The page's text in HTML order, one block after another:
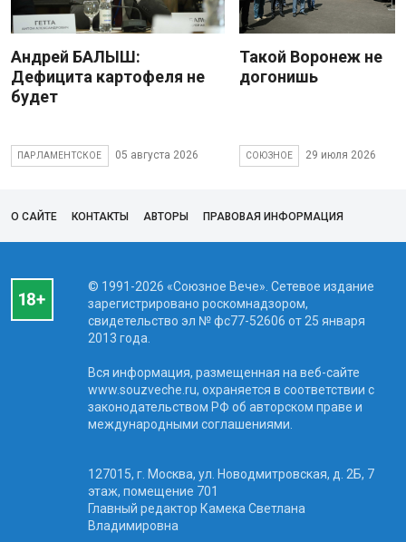
Андрей БАЛЫШ:
Дефицита картофеля не
будет
ПАРЛАМЕНТСКОЕ 05 августа 2026
Такой Воронеж не
догонишь
СОЮЗНОЕ 29 июля 2026
О САЙТЕ КОНТАКТЫ АВТОРЫ ПРАВОВАЯ ИНФОРМАЦИЯ
© 1991-2026 «Союзное Вече». Сетевое издание
зарегистрировано роскомнадзором,
свидетельство эл № фc77-52606 от 25 января
2013 года.
Вся информация, размещенная на веб-сайте
www.souzveche.ru, охраняется в соответствии с
законодательством РФ об авторском праве и
международными соглашениями.
127015, г. Москва, ул. Новодмитровская, д. 2Б, 7
этаж, помещение 701
Главный редактор Камека Светлана
Владимировна